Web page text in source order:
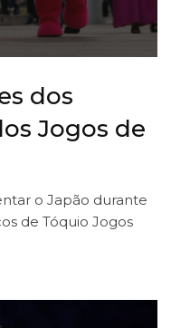
dos
Jogos de
o Japão durante
de Tóquio Jogos